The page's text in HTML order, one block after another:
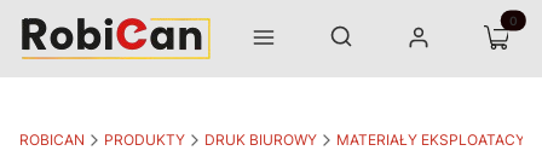
Menu Otwórz wyszukiwarkę
Szukaj Zaloguj się Koszyk
ROBICAN PRODUKTY DRUK BIUROWY MATERIAŁY